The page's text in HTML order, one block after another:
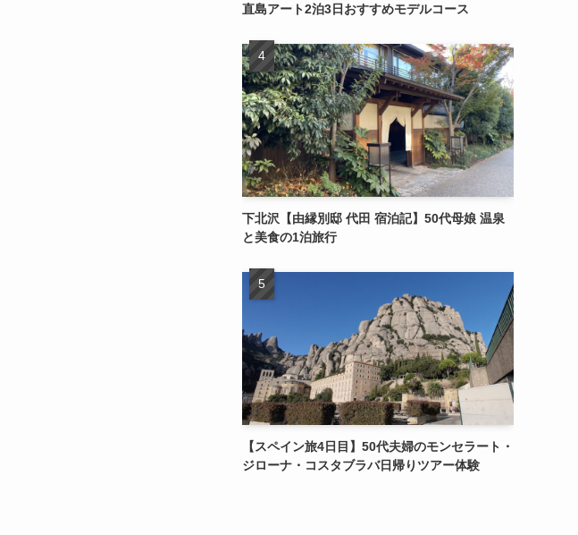
直島アート2泊3日おすすめモデルコース
下北沢【由縁別邸 代田 宿泊記】50代母娘 温泉
と美食の1泊旅行
【スペイン旅4日目】50代夫婦のモンセラート・
ジローナ・コスタブラバ日帰りツアー体験